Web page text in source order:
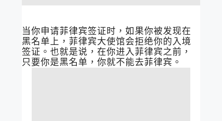
当你申请菲律宾签证时，如果你被发现在
黑名单上，菲律宾大使馆会拒绝你的入境
签证。也就是说，在你进入菲律宾之前，
只要你是黑名单，你就不能去菲律宾。